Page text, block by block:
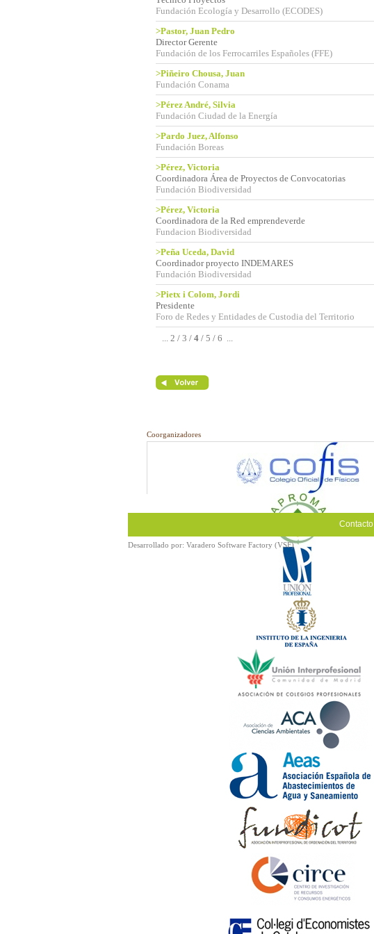
Fundación Ecología y Desarrollo (ECODES)
>Pastor, Juan Pedro
Director Gerente
Fundación de los Ferrocarriles Españoles (FFE)
>Piñeiro Chousa, Juan
Fundación Conama
>Pérez André, Silvia
Fundación Ciudad de la Energía
>Pardo Juez, Alfonso
Fundación Boreas
>Pérez, Victoria
Coordinadora Área de Proyectos de Convocatorias
Fundación Biodiversidad
>Pérez, Victoria
Coordinadora de la Red emprendeverde
Fundacion Biodiversidad
>Peña Uceda, David
Coordinador proyecto INDEMARES
Fundación Biodiversidad
>Pietx i Colom, Jordi
Presidente
Foro de Redes y Entidades de Custodia del Territorio
... 2 / 3 / 4 / 5 / 6 ...
Coorganizadores
Contacto
Desarrollado por: Varadero Software Factory (VSF)